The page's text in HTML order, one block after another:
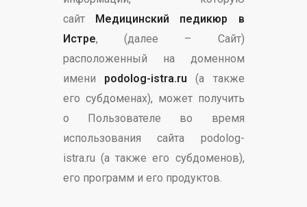
сайт Медицинский педикюр в
Истре, (далее – Сайт)
расположенный на доменном
имени podolog-istra.ru (а также
его субдоменах), может получить
о Пользователе во время
использования сайта podolog-
istra.ru (а также его субдоменов),
его программ и его продуктов.